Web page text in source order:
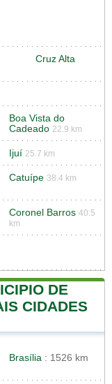
Cruz Alta
Boa Vista do
Cadeado 22.9 km
Ijuí 25.7 km
Catuípe 38.4 km
Coronel Barros 40.5
km
DE
CIDADES
Brasília : 1526 km